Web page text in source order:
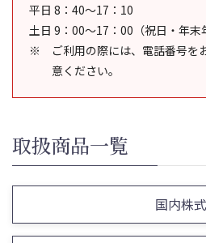
平日 8：40～17：10
土日 9：00～17：00（祝日・年末
ご利用の際には、電話番号を
意ください。
取扱商品一覧
国内株式